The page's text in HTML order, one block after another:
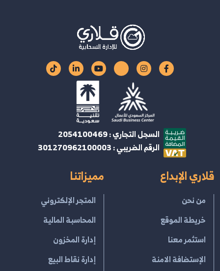
السجل التجاري : 2054100469
الرقم الضريبي : 301270962100003
قلاري الإبداع
من نحن
خريطة الموقع
استثمر معنا
الإستضافة الامنة
مميزاتنا
المتجر الإلكتروني
المحاسبة المالية
إدارة المخزون
إدارة نقاط البيع